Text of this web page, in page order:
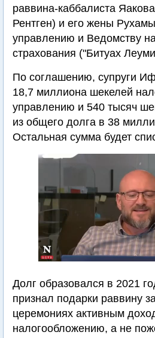
раввина-каббалиста
Рентген) и его жены
управлению и Ведомству
страхования ("Битуах
По соглашению, супруги
18,7 миллиона шекелей
управлению и 540 тысяч
из общего долга в 38
Остальная сумма будет
Долг образовался в 2021
признал подарки раввину
церемониях активным
налогообложению, а не